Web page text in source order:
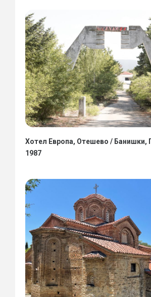
Хотел Европа, Отешево / Банишки,
1987